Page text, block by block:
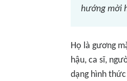
hướng mời
Họ là gương
hậu, ca sĩ,
dạng hình